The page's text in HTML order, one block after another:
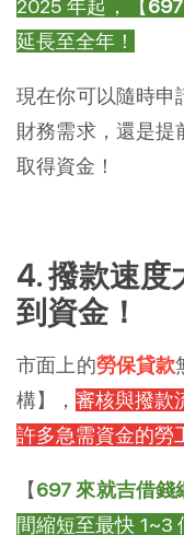
2025 年起，【
延長至全年！
現在你可以隨時申
財務需求，還是提
取得資金！
4. 撥款速度
到資金！
市面上的勞保貸款
構】， 審核與撥款
許多急需資金的勞
【697 來就吉借錢
間縮短至最快 1~3